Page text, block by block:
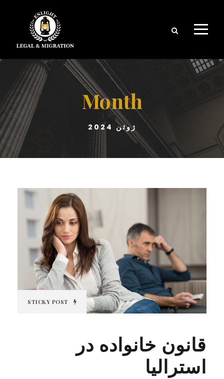
Month
ژوئن 2024
STICKY POST
قانون خانواده در
استرالیا